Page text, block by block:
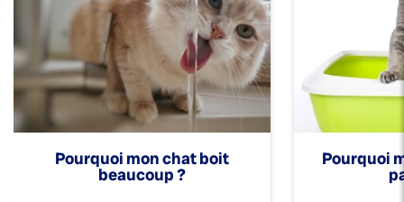
Pourquoi mon chat boit
beaucoup ?
Pourquoi